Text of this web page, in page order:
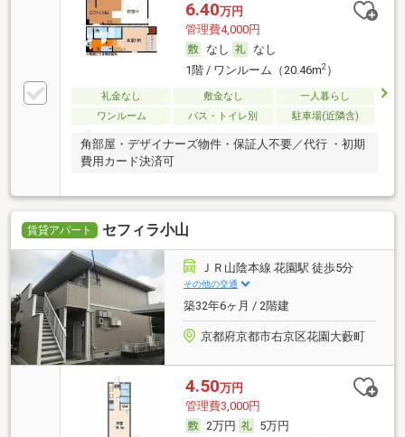
6.40万円
管理費4,000円
なし
なし
1階 / ワンルーム（20.46m2）
礼金なし 敷金なし
一人暮らし
ワンルーム
バス・トイレ別 駐車場(近隣含)
角部屋・デザイナーズ物件・保証人不要／代行 ・初期
費用カード決済可
賃貸アパート セフィラ小山
ＪＲ山陰本線 花園駅 徒歩5分
その他の交通
築32年6ヶ月 / 2階建
京都府京都市右京区花園大藪町
4.50万円
管理費3,000円
2万円
5万円